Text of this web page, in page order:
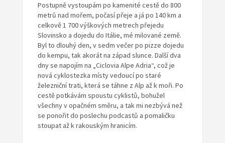
Postupně vystoupám po kamenité cestě do 800
metrů nad mořem, počasí přeje a já po 140 km a
celkově 1 700 výškových metrech přejedu
Slovinsko a dojedu do Itálie, mé milované země.
Byl to dlouhý den, v sedm večer po pizze dojedu
do kempu, tak akorát na západ slunce. Další dva
dny se napojím na „Ciclovia Alpe Adria“, což je
nová cyklostezka místy vedoucí po staré
železniční trati, která se táhne z Alp až k moři. Po
cestě potkávám spoustu cyklistů, bohužel
všechny v opačném směru, a tak mi nezbývá než
se ponořit do poslechu podcastů a pomaličku
stoupat až k rakouským hranicím.